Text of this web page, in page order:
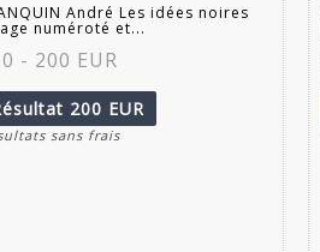
André Les idées noires
numéroté et...
- 200 EUR
200 EUR
sans frais